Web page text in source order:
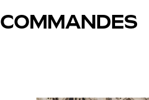
COMMANDES